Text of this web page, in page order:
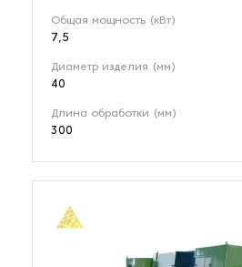
Общая мощность (кВт)
7,5
Диаметр изделия (мм)
40
Длина обработки (мм)
300